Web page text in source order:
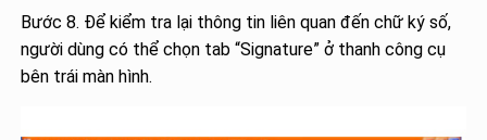
Bước 8. Để kiểm tra lại thông tin liên quan đến chữ ký số,
người dùng có thể chọn tab “Signature” ở thanh công cụ
bên trái màn hình.